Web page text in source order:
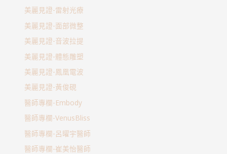
美麗見證-雷射光療
美麗見證-面部微整
美麗見證-音波拉提
美麗見證-體態雕塑
美麗見證-鳳凰電波
美麗見證-黃俊硯
醫師專欄-Embody
醫師專欄-VenusBliss
醫師專欄-呂曜宇醫師
醫師專欄-崔美怡醫師